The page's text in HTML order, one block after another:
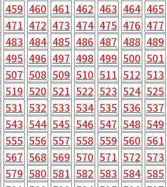
459 460 461 462 463 464 465
471 472 473 474 475 476 477
483 484 485 486 487 488 489
495 496 497 498 499 500 501
507 508 509 510 511 512 513
519 520 521 522 523 524 525
531 532 533 534 535 536 537
543 544 545 546 547 548 549
555 556 557 558 559 560 561
567 568 569 570 571 572 573
579 580 581 582 583 584 585